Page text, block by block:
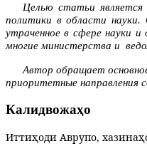
Целью статьи
политики в области
утраченное в сфере науки
многие министерства и
Автор обращает
приоритетные направления
Калидвожаҳо
Иттиҳоди Аврупо,